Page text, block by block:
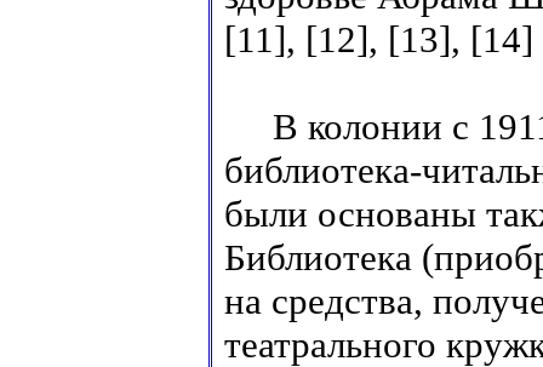
[11], [12], [13], [14]
В колонии с 1911
библиотека-
были основаны
Библиотека
на средства,
театрального